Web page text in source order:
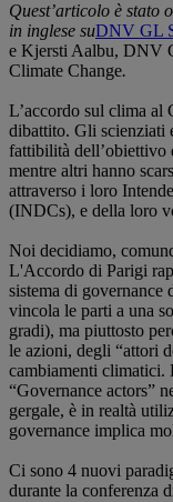
Quest’articolo è stato
in inglese suDNV GL
e Kjersti Aalbu, DNV
Climate Change.
L’accordo sul clima al
dibattito. Gli scienziati
fattibilità dell’obiettivo
mentre altri hanno
attraverso i loro
(INDCs), e della loro
Noi decidiamo,
L'Accordo di Parigi
sistema di governance
vincola le parti a una
gradi), ma piuttosto
le azioni, degli “attori
cambiamenti climatici.
“Governance actors”
gergale, è in realtà
governance implica
Ci sono 4 nuovi
durante la conferenza